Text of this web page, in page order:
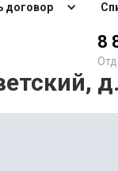
договор
8